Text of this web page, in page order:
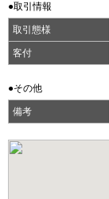
●取引情報
取引態様
客付
●その他
備考